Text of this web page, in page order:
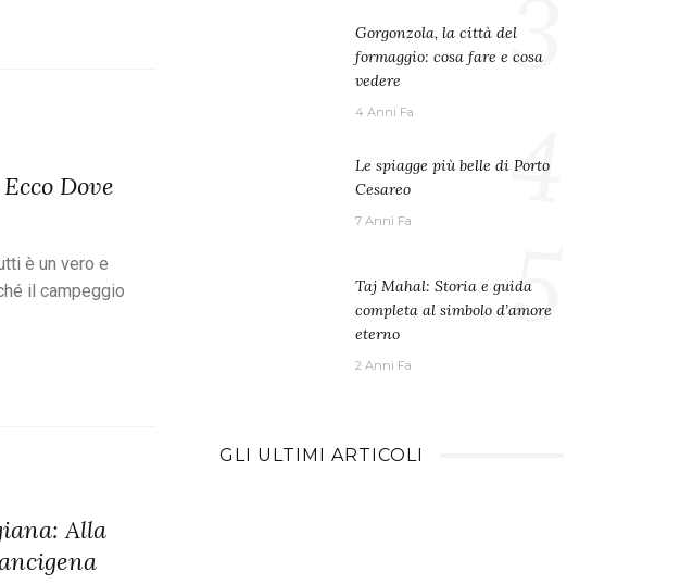
Dove
è un vero e
il campeggio
Alla
Gorgonzola, la città del
formaggio: cosa fare e cosa
vedere
4 Anni Fa
3
Le spiagge più belle di Porto
Cesareo
7 Anni Fa 4
Taj Mahal: Storia e guida
completa al simbolo d’amore
eterno
2 Anni Fa
5
GLI ULTIMI ARTICOLI